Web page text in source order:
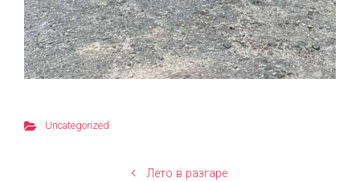
Uncategorized
Лето в разгаре